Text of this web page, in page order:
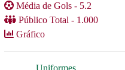
Média de Gols - 5.2
Público Total - 1.000
Gráfico
Uniformes